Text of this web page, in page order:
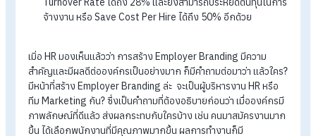
พนักงานเดิมที่ทำงานอยู่นั้น ขาดแรงบันดาลใจในการทำงาน ท
เกิดอัตราการลาออก หรือ Turnover Rate สูง
จากปัญหาดังกล่าว การสร้าง Employer Branding จึงกลายเป็
ที่เหล่า HR สนใจทำกันเป็นอย่างมาก เพราะมีข้อดี ต่างๆ ดังเช่น
ข้อดีของ Employer Branding